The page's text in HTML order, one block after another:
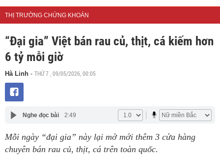
THỊ TRƯỜNG CHỨNG KHOÁN
“Đại gia” Việt bán rau củ, thịt, cá kiếm hơn
6 tỷ mỗi giờ
Hà Linh - THỨ 7 , 09/05/2026, 00:05
Nghe đọc bài 2:49
Mỗi ngày “đại gia” này lại mở mới thêm 3 cửa hàng
chuyên bán rau củ, thịt, cá trên toàn quốc.